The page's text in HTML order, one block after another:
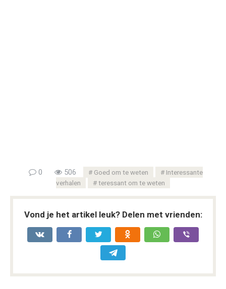
0 506 Goed om te weten
Interessante
verhalen
teressant om te weten
Vond je het artikel leuk? Delen met vrienden: